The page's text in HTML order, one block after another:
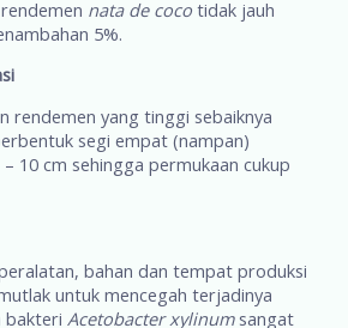
nata de coco tidak jauh
5%.
rendemen yang tinggi sebaiknya
segi empat (nampan)
10 cm sehingga permukaan cukup
bahan dan tempat produksi
untuk mencegah terjadinya
bakteriAcetobacter xylinumsangat